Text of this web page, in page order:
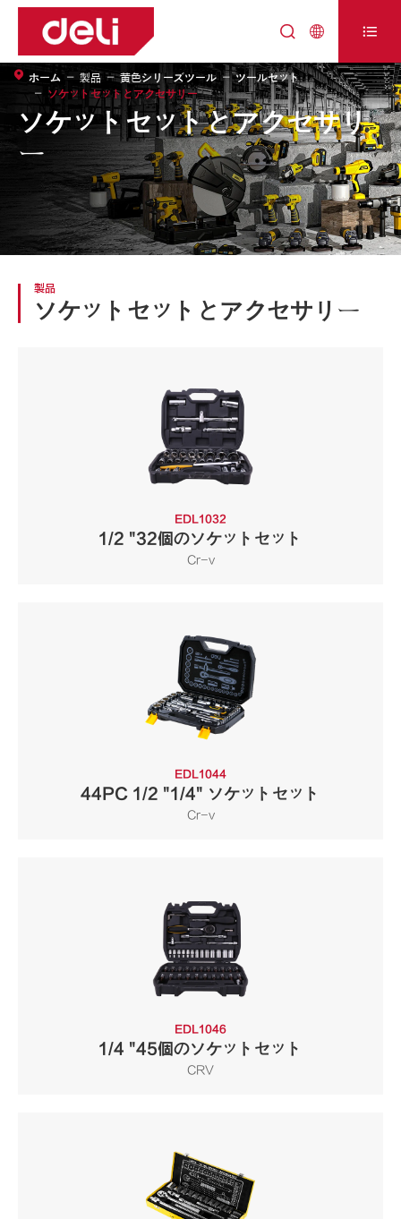
  
ソケットセットとアクセサリ
ー
ホーム 製品 黄色シリーズツール
ツールセット
ソケットセットとアクセサリー
製品
ソケットセットとアクセサリー
EDL1032
1/2 "32個のソケットセット
Cr-v
EDL1044
44PC 1/2 "1/4" ソケットセット
Cr-v
EDL1046
1/4 "45個のソケットセット
CRV